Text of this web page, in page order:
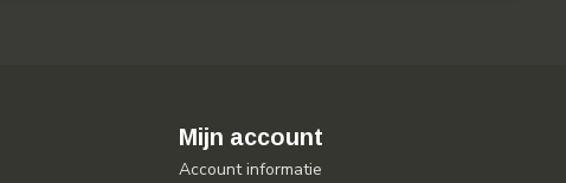
Mijn account
Account informatie